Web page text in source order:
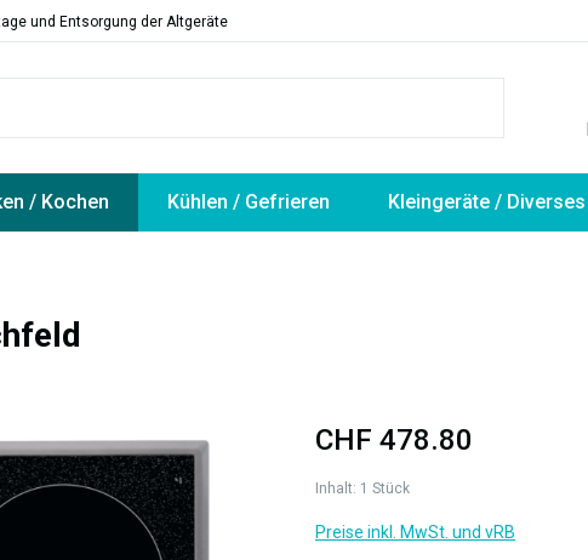
und Entsorgung der Altgeräte
/ Kochen Kühlen / Gefrieren Kleingeräte / Diverses
CHF 478.80
Inhalt: 1 Stück
Preise inkl. MwSt. und vRB